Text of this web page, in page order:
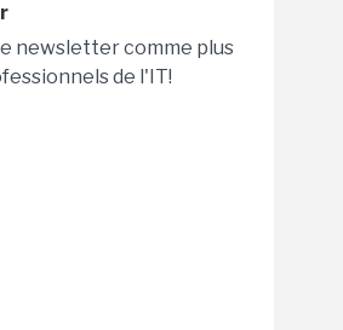
newsletter comme plus
de l'IT!